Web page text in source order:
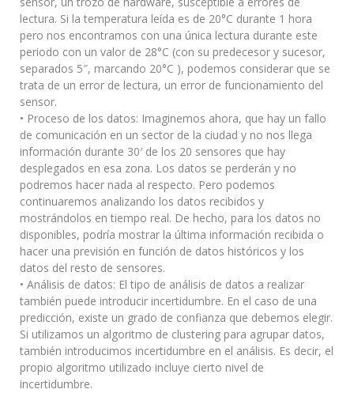
lectura. Si la temperatura leída es de 20°C durante 1 hora
pero nos encontramos con una única lectura durante este
periodo con un valor de 28°C (con su predecesor y sucesor,
separados 5″, marcando 20°C ), podemos considerar que se
trata de un error de lectura, un error de funcionamiento del
sensor.
• Proceso de los datos: Imaginemos ahora, que hay un fallo
de comunicación en un sector de la ciudad y no nos llega
información durante 30′ de los 20 sensores que hay
desplegados en esa zona. Los datos se perderán y no
podremos hacer nada al respecto. Pero podemos
continuaremos analizando los datos recibidos y
mostrándolos en tiempo real. De hecho, para los datos no
disponibles, podría mostrar la última información recibida o
hacer una previsión en función de datos históricos y los
datos del resto de sensores.
• Análisis de datos: El tipo de análisis de datos a realizar
también puede introducir incertidumbre. En el caso de una
predicción, existe un grado de confianza que debemos elegir.
Si utilizamos un algoritmo de clustering para agrupar datos,
también introducimos incertidumbre en el análisis. Es decir, el
propio algoritmo utilizado incluye cierto nivel de
incertidumbre.